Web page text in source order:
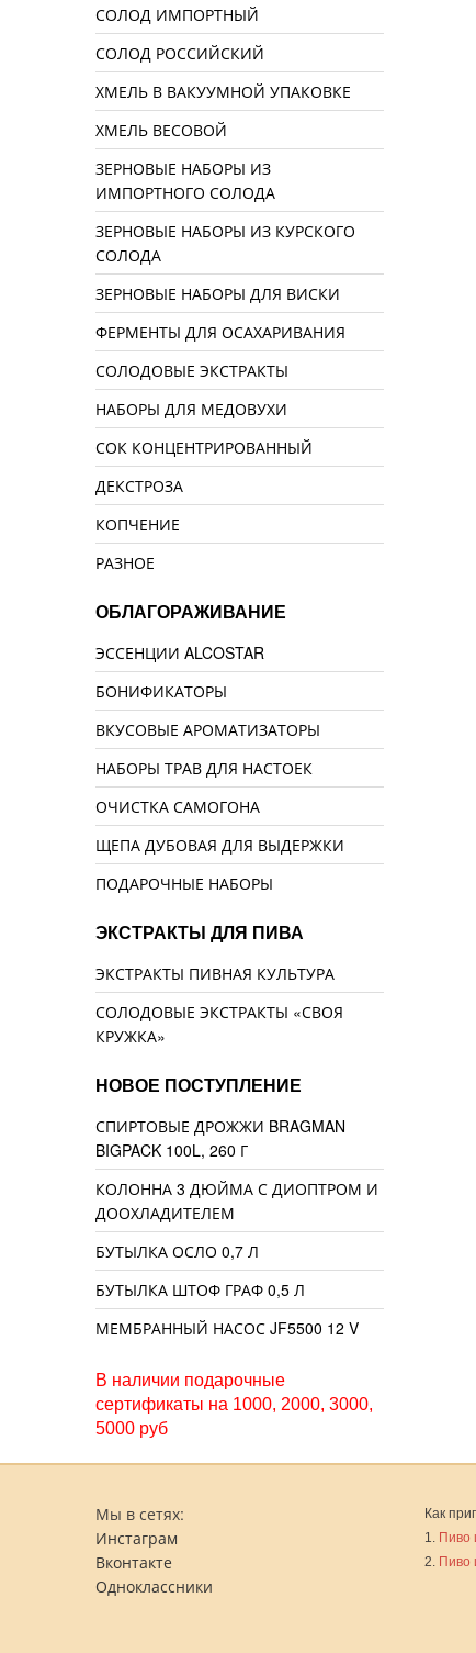
СОЛОД ИМПОРТНЫЙ
СОЛОД РОССИЙСКИЙ
ХМЕЛЬ В ВАКУУМНОЙ УПАКОВКЕ
ХМЕЛЬ ВЕСОВОЙ
ЗЕРНОВЫЕ НАБОРЫ ИЗ
ИМПОРТНОГО СОЛОДА
ЗЕРНОВЫЕ НАБОРЫ ИЗ КУРСКОГО
СОЛОДА
ЗЕРНОВЫЕ НАБОРЫ ДЛЯ ВИСКИ
ФЕРМЕНТЫ ДЛЯ ОСАХАРИВАНИЯ
СОЛОДОВЫЕ ЭКСТРАКТЫ
НАБОРЫ ДЛЯ МЕДОВУХИ
СОК КОНЦЕНТРИРОВАННЫЙ
ДЕКСТРОЗА
КОПЧЕНИЕ
РАЗНОЕ
ОБЛАГОРАЖИВАНИЕ
ЭССЕНЦИИ ALCOSTAR
БОНИФИКАТОРЫ
ВКУСОВЫЕ АРОМАТИЗАТОРЫ
НАБОРЫ ТРАВ ДЛЯ НАСТОЕК
ОЧИСТКА САМОГОНА
ЩЕПА ДУБОВАЯ ДЛЯ ВЫДЕРЖКИ
ПОДАРОЧНЫЕ НАБОРЫ
ЭКСТРАКТЫ ДЛЯ ПИВА
ЭКСТРАКТЫ ПИВНАЯ КУЛЬТУРА
СОЛОДОВЫЕ ЭКСТРАКТЫ «СВОЯ
КРУЖКА»
НОВОЕ ПОСТУПЛЕНИЕ
СПИРТОВЫЕ ДРОЖЖИ BRAGMAN
BIGPACK 100L, 260 Г
КОЛОННА 3 ДЮЙМА С ДИОПТРОМ И
ДООХЛАДИТЕЛЕМ
БУТЫЛКА ОСЛО 0,7 Л
БУТЫЛКА ШТОФ ГРАФ 0,5 Л
МЕМБРАННЫЙ НАСОС JF5500 12 V
В наличии подарочные
сертификаты на 1000, 2000, 3000,
5000 руб
Мы в сетях:
Инстаграм
Вконтакте
Одноклассники
Как
1. Пиво
2. Пиво